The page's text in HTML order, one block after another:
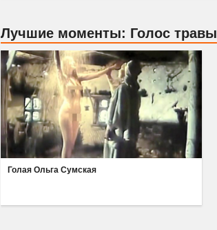
Лучшие моменты: Голос травы
Голая Ольга Сумская